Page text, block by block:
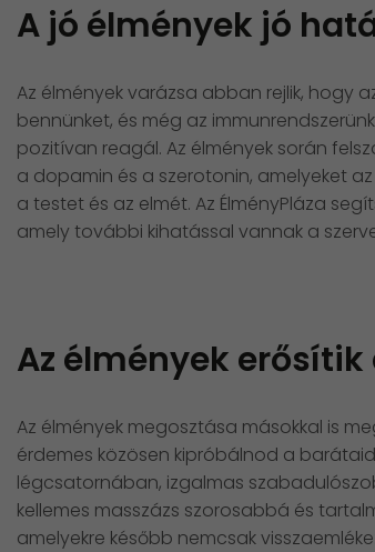
A jó élmények jó
Az élmények varázsa abban rejlik, hogy
bennünket, és még az
pozitívan reagál. Az élmények során
a dopamin és a szerotonin, amelyeket
a testet és az elmét. Az ÉlményPláza
amely további kihatással vannak a
Az élmények
Az élmények megosztása másokkal is
érdemes közösen kipróbálnod a
légcsatornában, izgalmas
kellemes masszázs szorosabbá és
amelyekre később nemcsak